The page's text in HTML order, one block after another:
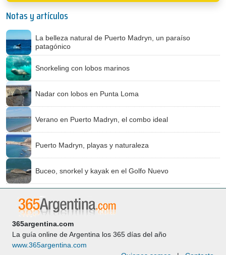
Notas y artículos
La belleza natural de Puerto Madryn, un paraíso
patagónico
Snorkeling con lobos marinos
Nadar con lobos en Punta Loma
Verano en Puerto Madryn, el combo ideal
Puerto Madryn, playas y naturaleza
Buceo, snorkel y kayak en el Golfo Nuevo
365argentina.com
La guía online de Argentina los 365 días del año
www.365argentina.com